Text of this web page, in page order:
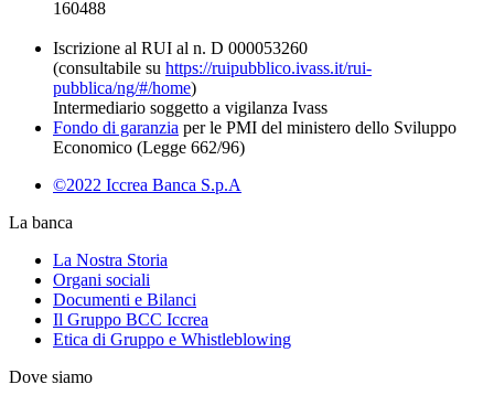
160488
Iscrizione al RUI al n. D 000053260
(consultabile su https://ruipubblico.ivass.it/rui-
pubblica/ng/#/home)
Intermediario soggetto a vigilanza Ivass
Fondo di garanzia per le PMI del ministero dello Sviluppo
Economico (Legge 662/96)
©2022 Iccrea Banca S.p.A
La banca
La Nostra Storia
Organi sociali
Documenti e Bilanci
Il Gruppo BCC Iccrea
Etica di Gruppo e Whistleblowing
Dove siamo